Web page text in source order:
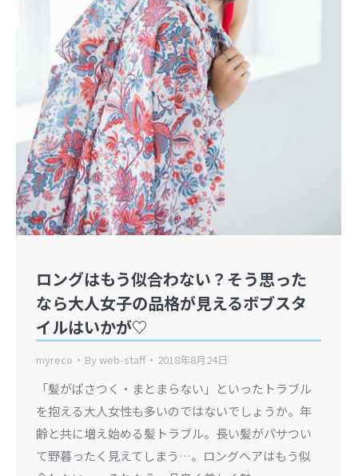
ロングはもう似合わない？そう思った
なら大人女子の品格が見えるボブスタ
イルはいかが♡
myreco Byweb-staff 2018年8月24日
「髪がぱさつく・まとまらない」といったトラブル
を抱える大人女性も多いのではないでしょうか。年
齢と共に増え始める髪トラブル。長い髪がパサつい
て野暮ったく見えてしまう…。ロングヘアはもう似